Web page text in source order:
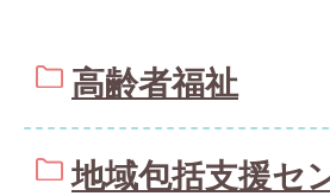
高齢者福祉
地域包括支援セ